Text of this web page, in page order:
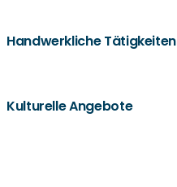
Handwerkliche Tätigkeiten
Kulturelle Angebote